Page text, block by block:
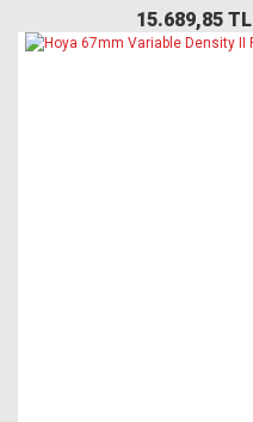
15.689,85 TL